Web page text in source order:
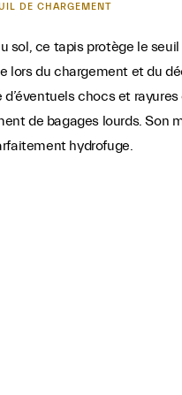
DE CHARGEMENT
sol, ce tapis protège le
lors du chargement et du
chocs et
de bagages lourds. Son
hydrofuge.